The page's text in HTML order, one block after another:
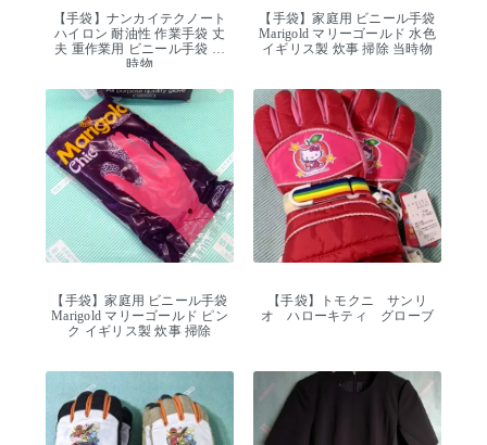
【手袋】ナンカイテクノート
ハイロン 耐油性 作業手袋 丈
夫 重作業用 ビニール手袋 当
時物
【手袋】家庭用 ビニール手袋
Marigold マリーゴールド 水色
イギリス製 炊事 掃除 当時物
【手袋】家庭用 ビニール手袋
Marigold マリーゴールド ピン
ク イギリス製 炊事 掃除
【手袋】トモクニ サンリ
オ ハローキティ グローブ